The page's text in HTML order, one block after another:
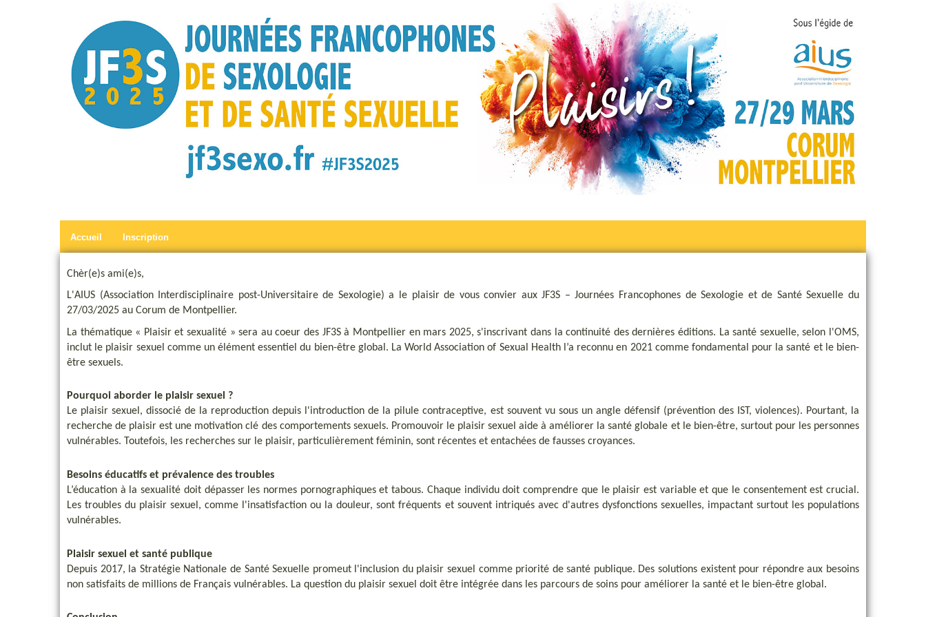
Accueil Inscription
Chèr(e)s ami(e)s,
L'AIUS (Association Interdisciplinaire post-Universitaire de Sexologie) a le plaisir de vous convier aux JF3S – Journées Francophones de Sexologie et de Santé Sexuelle du
27/03/2025 au Corum de Montpellier.
La thématique « Plaisir et sexualité » sera au coeur des JF3S à Montpellier en mars 2025, s'inscrivant dans la continuité des dernières éditions. La santé sexuelle, selon l'OMS,
inclut le plaisir sexuel comme un élément essentiel du bien-être global. La World Association of Sexual Health l’a reconnu en 2021 comme fondamental pour la santé et le bien-
être sexuels.
Pourquoi aborder le plaisir sexuel ?
Le plaisir sexuel, dissocié de la reproduction depuis l'introduction de la pilule contraceptive, est souvent vu sous un angle défensif (prévention des IST, violences). Pourtant, la
recherche de plaisir est une motivation clé des comportements sexuels. Promouvoir le plaisir sexuel aide à améliorer la santé globale et le bien-être, surtout pour les personnes
vulnérables. Toutefois, les recherches sur le plaisir, particulièrement féminin, sont récentes et entachées de fausses croyances.
Besoins éducatifs et prévalence des troubles
L’éducation à la sexualité doit dépasser les normes pornographiques et tabous. Chaque individu doit comprendre que le plaisir est variable et que le consentement est crucial.
Les troubles du plaisir sexuel, comme l'insatisfaction ou la douleur, sont fréquents et souvent intriqués avec d'autres dysfonctions sexuelles, impactant surtout les populations
vulnérables.
Plaisir sexuel et santé publique
Depuis 2017, la Stratégie Nationale de Santé Sexuelle promeut l'inclusion du plaisir sexuel comme priorité de santé publique. Des solutions existent pour répondre aux besoins
non satisfaits de millions de Français vulnérables. La question du plaisir sexuel doit être intégrée dans les parcours de soins pour améliorer la santé et le bien-être global.